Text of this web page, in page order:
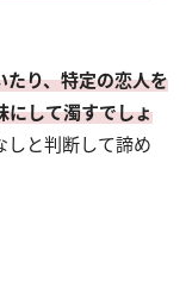
たり、特定の恋人を
にして濁すでしょ
しと判断して諦め